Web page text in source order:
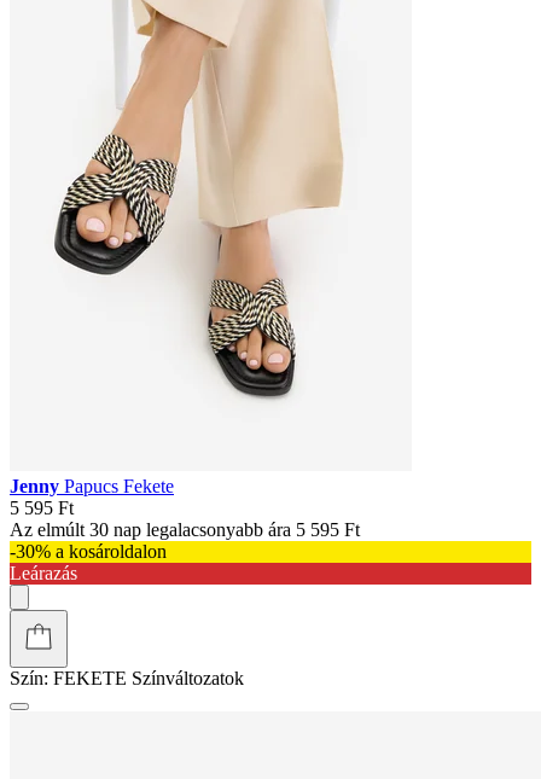
Jenny Papucs Fekete
5 595 Ft
Az elmúlt 30 nap legalacsonyabb ára 5 595 Ft
-30% a kosároldalon
Leárazás
Szín: FEKETE Színváltozatok